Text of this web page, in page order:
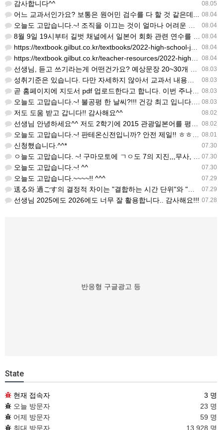
08.05
감사합니다^^
08.04
어느 교과서인가요? 보통은 원어민 검수를 다 할 것 같은데...
08.04
오늘도 고맙습니다.~! 조직을 이끄는 것이 얼마나 어려운 일일까요? 우선 봉사하는 마음이 필요!!! 감사해요…
08.04
8월 9일 19시부터 길벗 채널에서 일본어 회화 관련 연수를 저작 직강으로 한다고 합니다. 많이 도움이 되실…
08.04
https://textbook.gilbut.co.kr/textbooks/2022-high-school-jap…
08.04
https://textbook.gilbut.co.kr/teacher-resources/2022-high-sc…
08.03
선생님, 듣고 쓰기라는게 어떤건가요? 예상문장 20~30개 중 몇개를 틀어주고 들리는대로 쓰는 건가요? 자세…
08.03
성취기준은 있습니다. 다만 자세하지 않아서 교과서 내용에 맞게 좀 더 구체적으로 재구조화를 하신 선생님이 계…
08.03
곧 홈페이지에 지도서 pdf 업로드한다고 합니다. 이번 주나 다음 주에 e-book 기반 전자저작물도 업로드…
08.03
오늘도 고맙습니다.~! 불공평 한 날씨?!!! 건강 최고 입니다. ^^
08.02
저도 도움 받고 갑니다!! 감사해요^^
08.02
선생님 안녕하세요^^ 저도 2학기에 2015 관광일본어를 평가계획을 세우려고 하는데. ..아무리 찾아도 없어…
08.01
오늘도 고맙습니다.~! 판테온신전입니까? 안전 제일!! ㅎㅎ 감사해요. ^^
07.30
신청했습니다.^^*
07.30
ㅇ늘도 고맙습니다. ~! 구마모토에 ㄱㅇ도 7의 지진,,,무사, 안전을 기도 합니다. 감사해요...
07.30
오늘도 고맙습니다.~! ^^
07.29
오늘도 고맙습니다.~~~~!! ^^^
07.29
送る와 過ごす의 결정적 차이는 "결합하는 시간 단위"와 "묘사 대상"입니다. 過ごす 하루, 오후, 주말, 휴…
07.28
선생님 2025에도 2026에도 너무 잘 활용합니다.. 감사해요!!!
반응형 구글광고 등
State
현재 접속자
3 명
오늘 방문자
23 명
어제 방문자
59 명
최대 방문자
13,928 명